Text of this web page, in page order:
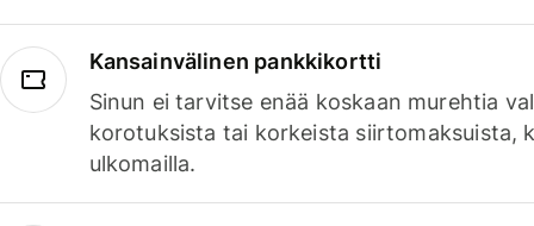
Kansainvälinen pankkikortti
Sinun ei tarvitse enää koskaan murehtia
korotuksista tai korkeista siirtomaksuista,
ulkomailla.